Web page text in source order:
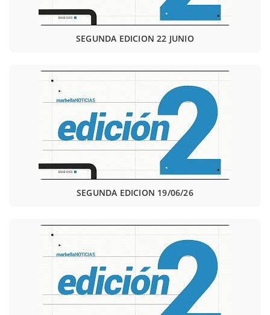
SEGUNDA EDICION 22 JUNIO
SEGUNDA EDICION 19/06/26